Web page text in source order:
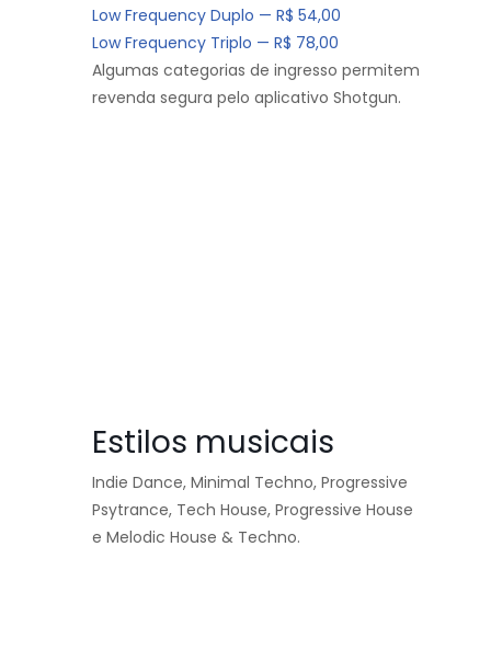
Low Frequency Duplo — R$ 54,00
Low Frequency Triplo — R$ 78,00
Algumas categorias de ingresso permitem
revenda segura pelo aplicativo Shotgun.
Estilos musicais
Indie Dance, Minimal Techno, Progressive
Psytrance, Tech House, Progressive House
e Melodic House & Techno.